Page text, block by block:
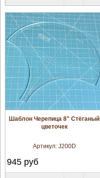
увеличить
Шаблон Черепица 8" Стёганый
цветочек
Артикул: J200D
945руб